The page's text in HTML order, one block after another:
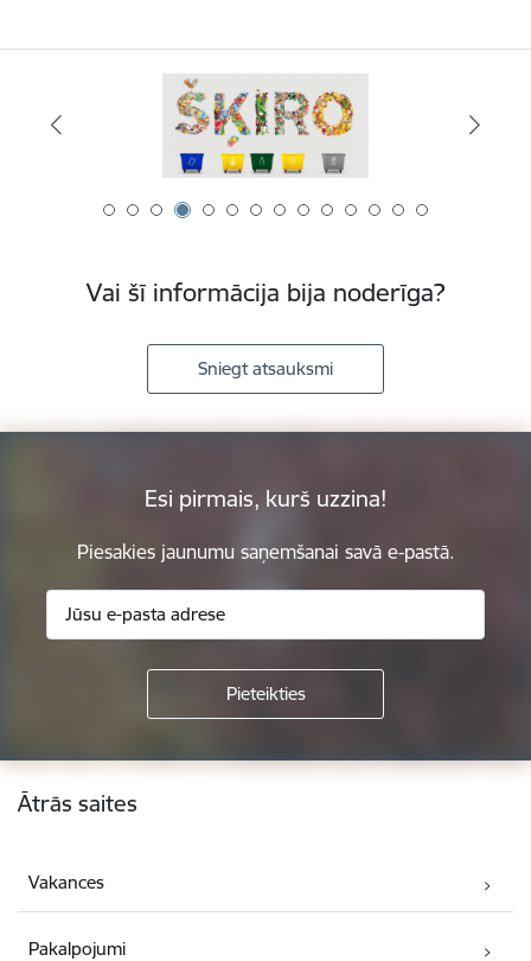
Vai šī informācija bija noderīga?
Sniegt atsauksmi
Esi pirmais, kurš uzzina!
Piesakies jaunumu saņemšanai savā e-pastā.
Kājene
Ātrās saites
Vakances
Pakalpojumi